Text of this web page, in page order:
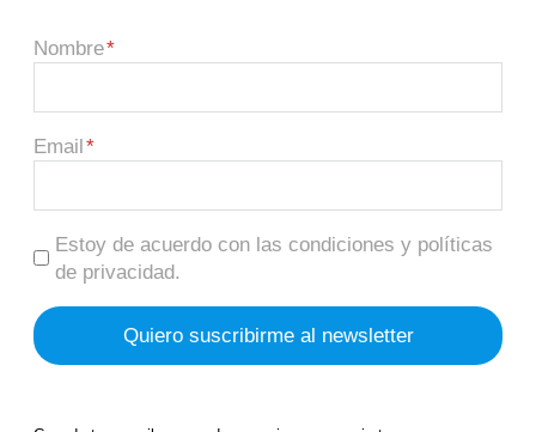
Nombre
Email
Estoy de acuerdo con las condiciones y políticas
de privacidad.